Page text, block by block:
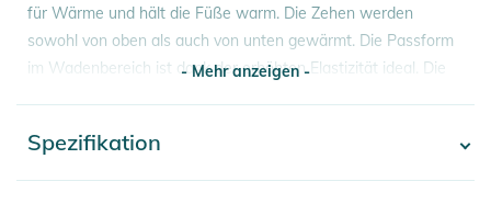
für Wärme und hält die Füße warm. Die Zehen werden
sowohl von oben als auch von unten gewärmt. Die Passform
im Wadenbereich ist dank der erhöhten Elastizität ideal. Die
Die Stutzen sind links/rechts gestrickt und versprechen durch
- Mehr anzeigen -
Spezifikation